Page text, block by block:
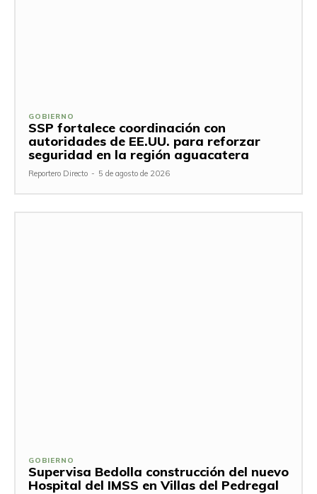
GOBIERNO
SSP fortalece coordinación con
autoridades de EE.UU. para reforzar
seguridad en la región aguacatera
Reportero Directo - 5 de agosto de 2026
GOBIERNO
Supervisa Bedolla construcción del nuevo
Hospital del IMSS en Villas del Pedregal